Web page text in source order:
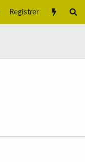
Registrer